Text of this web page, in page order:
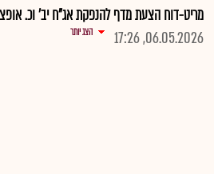
מריט-דוח הצעת מדף להנפקת אג"ח יב' וכ. אופציה ,1הזמנות
06.05.2026, 17:26
הצג יותר